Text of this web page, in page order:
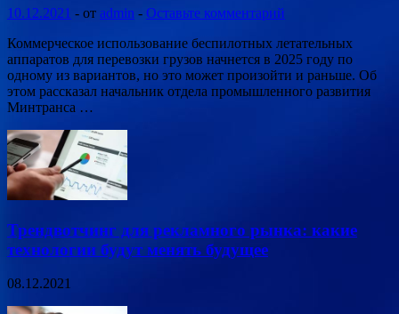
10.12.2021 - от admin - Оставьте комментарий
Коммерческое использование беспилотных летательных
аппаратов для перевозки грузов начнется в 2025 году по
одному из вариантов, но это может произойти и раньше. Об
этом рассказал начальник отдела промышленного развития
Минтранса …
Трендвотчинг для рекламного рынка: какие
технологии будут менять будущее
08.12.2021